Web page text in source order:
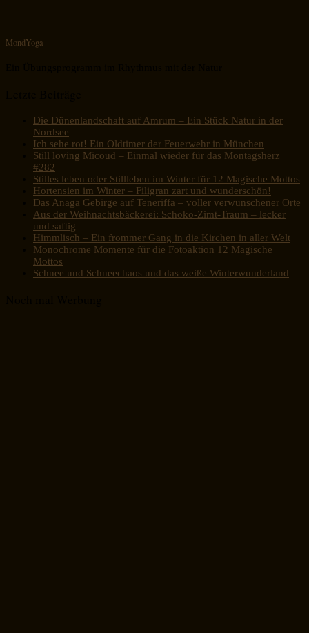
MondYoga
Die Dünenlandschaft auf Amrum – Ein Stück Natur in der
Nordsee
Ich sehe rot! Ein Oldtimer der Feuerwehr in München
Still loving Micoud – Einmal wieder für das Montagsherz
#282
Stilles leben oder Stillleben im Winter für 12 Magische Mottos
Hortensien im Winter – Filigran zart und wunderschön!
Das Anaga Gebirge auf Teneriffa – voller verwunschener Orte
Aus der Weihnachtsbäckerei: Schoko-Zimt-Traum – lecker
und saftig
Himmlisch – Ein frommer Gang in die Kirchen in aller Welt
Monochrome Momente für die Fotoaktion 12 Magische
Mottos
Schnee und Schneechaos und das weiße Winterwunderland